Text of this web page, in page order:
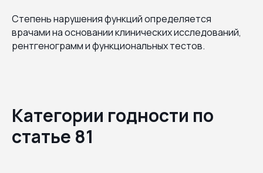
Степень нарушения функций определяется
врачами на основании клинических исследований,
рентгенограмм и функциональных тестов.
Категории годности по
статье 81